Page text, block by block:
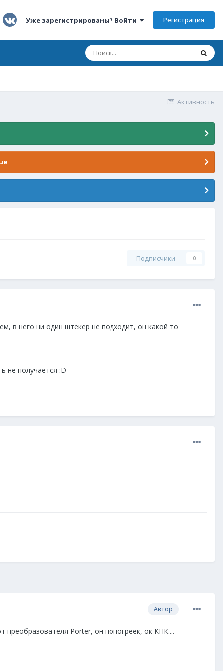
Уже зарегистрированы? Войти Регистрация
Активность
Подписчики 0
в него ни один штекер не подходит, он какой то
не получается :D
Автор
преобразователя Porter, он попогреек, ок КПК....